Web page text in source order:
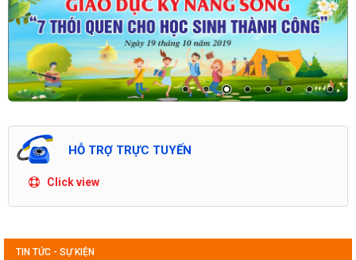
HỖ TRỢ TRỰC TUYẾN
Click view
TIN TỨC - SỰ KIỆN